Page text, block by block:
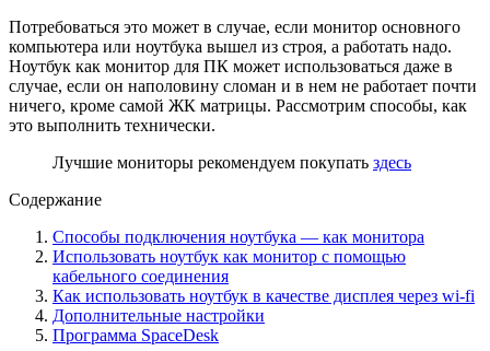
Потребоваться это может в случае, если монитор основного
компьютера или ноутбука вышел из строя, а работать надо.
Ноутбук как монитор для ПК может использоваться даже в
случае, если он наполовину сломан и в нем не работает почти
ничего, кроме самой ЖК матрицы. Рассмотрим способы, как
это выполнить технически.
Лучшие мониторы рекомендуем покупать здесь
Содержание
Способы подключения ноутбука — как монитора
Использовать ноутбук как монитор с помощью
кабельного соединения
Как использовать ноутбук в качестве дисплея через wi-fi
Дополнительные настройки
Программа SpaceDesk